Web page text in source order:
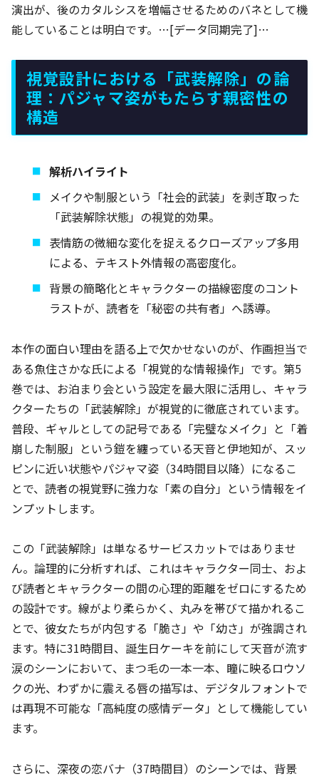
演出が、後のカタルシスを増幅させるためのバネとして機
能していることは明白です。…[データ同期完了]…
視覚設計における「武装解除」の論
理：パジャマ姿がもたらす親密性の
構造
解析ハイライト
メイクや制服という「社会的武装」を剥ぎ取った
「武装解除状態」の視覚的効果。
表情筋の微細な変化を捉えるクローズアップ多用
による、テキスト外情報の高密度化。
背景の簡略化とキャラクターの描線密度のコント
ラストが、読者を「秘密の共有者」へ誘導。
本作の面白い理由を語る上で欠かせないのが、作画担当で
ある魚住さかな氏による「視覚的な情報操作」です。第5
巻では、お泊まり会という設定を最大限に活用し、キャラ
クターたちの「武装解除」が視覚的に徹底されています。
普段、ギャルとしての記号である「完璧なメイク」と「着
崩した制服」という鎧を纏っている天音と伊地知が、スッ
ピンに近い状態やパジャマ姿（34時間目以降）になるこ
とで、読者の視覚野に強力な「素の自分」という情報をイ
ンプットします。
この「武装解除」は単なるサービスカットではありませ
ん。論理的に分析すれば、これはキャラクター同士、およ
び読者とキャラクターの間の心理的距離をゼロにするため
の設計です。線がより柔らかく、丸みを帯びて描かれるこ
とで、彼女たちが内包する「脆さ」や「幼さ」が強調され
ます。特に31時間目、誕生日ケーキを前にして天音が流す
涙のシーンにおいて、まつ毛の一本一本、瞳に映るロウソ
クの光、わずかに震える唇の描写は、デジタルフォントで
は再現不可能な「高純度の感情データ」として機能してい
ます。
さらに、深夜の恋バナ（37時間目）のシーンでは、背景